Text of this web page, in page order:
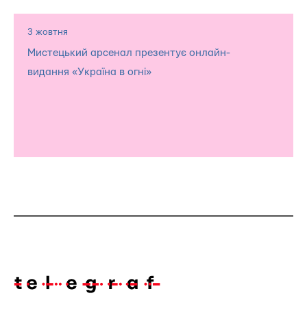
3 жовтня
Мистецький арсенал презентує онлайн-
видання «Україна в огні»